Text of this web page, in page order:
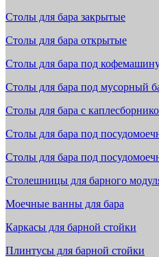
Столы для бара закрытые
Столы для бара открытые
Столы для бара под
Столы для бара под мусорный
Столы для бара с
Столы для бара под
Столы для бара под
Столешницы для барного
Моечные ванны для бара
Каркасы для барной стойки
Плинтусы для барной стойки